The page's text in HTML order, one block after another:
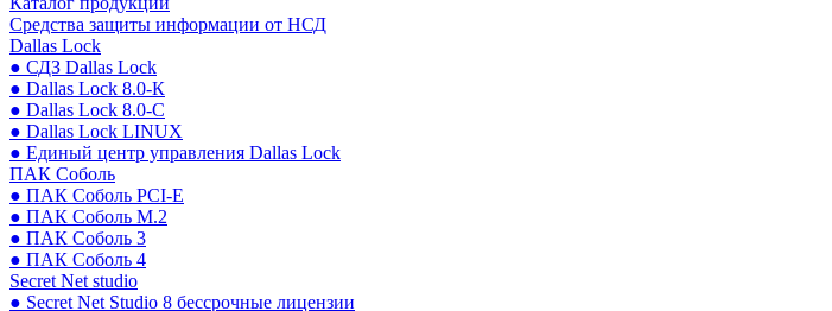
Средства защиты информации от НСД
Dallas Lock
● СДЗ Dallas Lock
● Dallas Lock 8.0-К
● Dallas Lock 8.0-С
● Dallas Lock LINUX
● Единый центр управления Dallas Lock
ПАК Соболь
● ПАК Соболь PCI-E
● ПАК Соболь М.2
● ПАК Соболь 3
● ПАК Соболь 4
Secret Net studio
● Secret Net Studio 8 бессрочные лицензии